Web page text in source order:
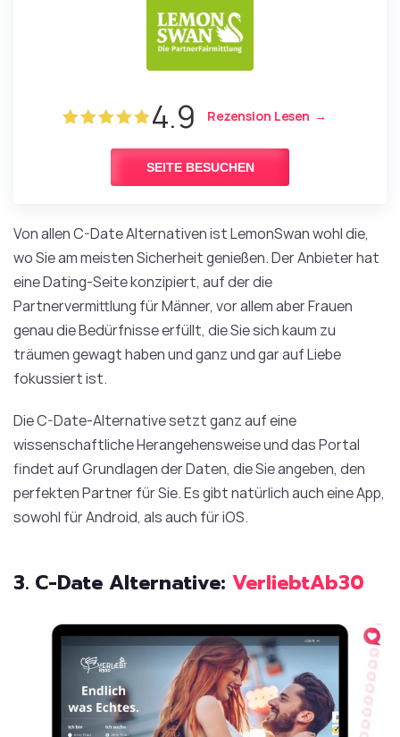
4.9 Rezension Lesen
SEITE BESUCHEN
Von allen C-Date Alternativen ist LemonSwan wohl die,
wo Sie am meisten Sicherheit genießen. Der Anbieter hat
eine Dating-Seite konzipiert, auf der die
Partnervermittlung für Männer, vor allem aber Frauen
genau die Bedürfnisse erfüllt, die Sie sich kaum zu
träumen gewagt haben und ganz und gar auf Liebe
fokussiert ist.
Die C-Date-Alternative setzt ganz auf eine
wissenschaftliche Herangehensweise und das Portal
findet auf Grundlagen der Daten, die Sie angeben, den
perfekten Partner für Sie. Es gibt natürlich auch eine App,
sowohl für Android, als auch für iOS.
3. C-Date Alternative: VerliebtAb30